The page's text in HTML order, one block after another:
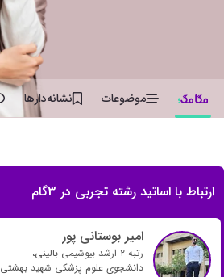
موضوعات نشانه‌دار‌ها
ارتباط با اساتید رشته تجربی در 3گام
امیر بوستانی پور
رتبه ۲ ارشد بیوشیمی بالینی،
دانشجوی علوم پزشکی شهید بهشتی